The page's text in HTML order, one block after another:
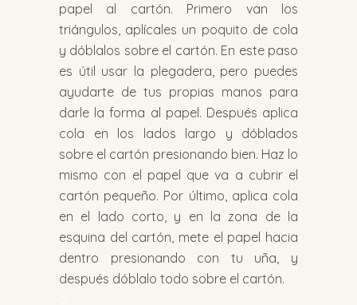
papel al cartón. Primero van los
triángulos, aplícales un poquito de cola
y dóblalos sobre el cartón. En este paso
es útil usar la plegadera, pero puedes
ayudarte de tus propias manos para
darle la forma al papel. Después aplica
cola en los lados largo y dóblados
sobre el cartón presionando bien. Haz lo
mismo con el papel que va a cubrir el
cartón pequeño. Por último, aplica cola
en el lado corto, y en la zona de la
esquina del cartón, mete el papel hacia
dentro presionando con tu uña, y
después dóblalo todo sobre el cartón.